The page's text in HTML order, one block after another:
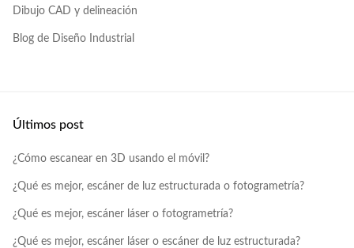
Dibujo CAD y delineación
Blog de Diseño Industrial
Últimos post
¿Cómo escanear en 3D usando el móvil?
¿Qué es mejor, escáner de luz estructurada o fotogrametría?
¿Qué es mejor, escáner láser o fotogrametría?
¿Qué es mejor, escáner láser o escáner de luz estructurada?